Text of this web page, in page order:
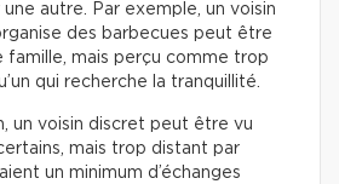
une autre. Par exemple, un voisin
des barbecues peut être
famille, mais perçu comme trop
qui recherche la tranquillité.
un voisin discret peut être vu
mais trop distant par
un minimum d’échanges